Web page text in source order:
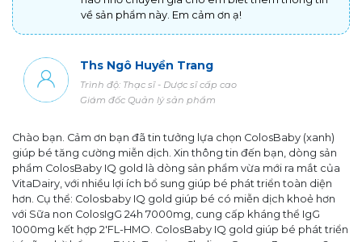
về sản phẩm này. Em cảm ơn ạ!
Ths Ngô Huyền Trang
Trình độ: Thạc sĩ - Dược sĩ cấp cao
Giám đốc Quản lý sản phẩm
Chào bạn. Cảm ơn bạn đã tin tưởng lựa chọn ColosBaby (xanh)
giúp bé tăng cường miễn dịch. Xin thông tin đến bạn, dòng sản
phẩm ColosBaby IQ gold là dòng sản phẩm vừa mới ra mắt của
VitaDairy, với nhiều lợi ích bổ sung giúp bé phát triển toàn diện
hơn. Cụ thể: Colosbaby IQ gold giúp bé có miễn dịch khoẻ hơn
với Sữa non ColosIgG 24h 7000mg, cung cấp kháng thể IgG
1000mg kết hợp 2'FL-HMO. ColosBaby IQ gold giúp bé phát triển